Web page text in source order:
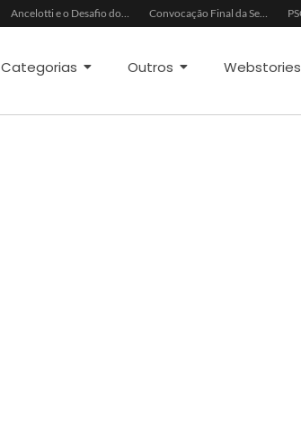
Ancelotti e o Desafio dos Goleiros na Seleção Convocação Final da Seleção Brasileira para a Copa do Mundo 2026
Categorias Outros Webstories